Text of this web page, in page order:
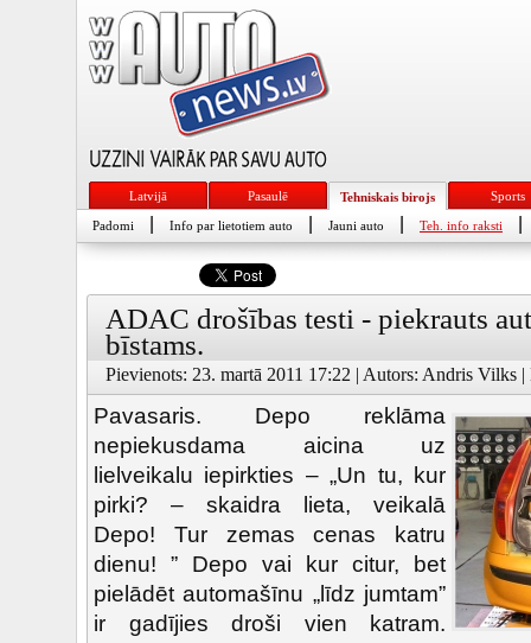
Latvijā Pasaulē Tehniskais birojs Sports
Padomi Info par lietotiem auto Jauni auto Teh. info raksti
ADAC drošības testi - piekrauts
bīstams.
Pievienots: 23. martā 2011 17:22 | Autors: Andris Vilks
Pavasaris. Depo reklāma
nepiekusdama aicina uz
lielveikalu iepirkties – „Un tu, kur
pirki? – skaidra lieta, veikalā
Depo! Tur zemas cenas katru
dienu! ” Depo vai kur citur, bet
pielādēt automašīnu „līdz jumtam”
ir gadījies droši vien katram.